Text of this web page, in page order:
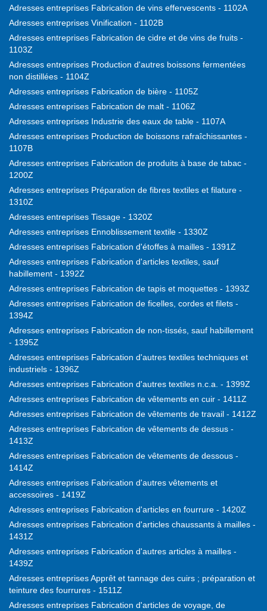
Adresses entreprises Fabrication de vins effervescents - 1102A
Adresses entreprises Vinification - 1102B
Adresses entreprises Fabrication de cidre et de vins de fruits -
1103Z
Adresses entreprises Production d'autres boissons fermentées
non distillées - 1104Z
Adresses entreprises Fabrication de bière - 1105Z
Adresses entreprises Fabrication de malt - 1106Z
Adresses entreprises Industrie des eaux de table - 1107A
Adresses entreprises Production de boissons rafraîchissantes -
1107B
Adresses entreprises Fabrication de produits à base de tabac -
1200Z
Adresses entreprises Préparation de fibres textiles et filature -
1310Z
Adresses entreprises Tissage - 1320Z
Adresses entreprises Ennoblissement textile - 1330Z
Adresses entreprises Fabrication d'étoffes à mailles - 1391Z
Adresses entreprises Fabrication d'articles textiles, sauf
habillement - 1392Z
Adresses entreprises Fabrication de tapis et moquettes - 1393Z
Adresses entreprises Fabrication de ficelles, cordes et filets -
1394Z
Adresses entreprises Fabrication de non-tissés, sauf habillement
- 1395Z
Adresses entreprises Fabrication d'autres textiles techniques et
industriels - 1396Z
Adresses entreprises Fabrication d'autres textiles n.c.a. - 1399Z
Adresses entreprises Fabrication de vêtements en cuir - 1411Z
Adresses entreprises Fabrication de vêtements de travail - 1412Z
Adresses entreprises Fabrication de vêtements de dessus -
1413Z
Adresses entreprises Fabrication de vêtements de dessous -
1414Z
Adresses entreprises Fabrication d'autres vêtements et
accessoires - 1419Z
Adresses entreprises Fabrication d'articles en fourrure - 1420Z
Adresses entreprises Fabrication d'articles chaussants à mailles -
1431Z
Adresses entreprises Fabrication d'autres articles à mailles -
1439Z
Adresses entreprises Apprêt et tannage des cuirs ; préparation et
teinture des fourrures - 1511Z
Adresses entreprises Fabrication d'articles de voyage, de